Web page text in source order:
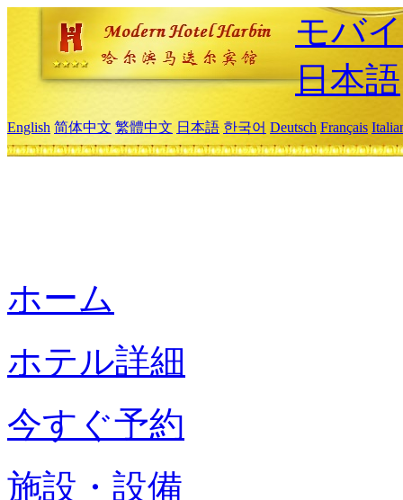
モバ
日本語
English 简体中文 繁體中文 日本語 한국어 Deutsch Français
ホーム
ホテル詳細
今すぐ予約
施設・設備